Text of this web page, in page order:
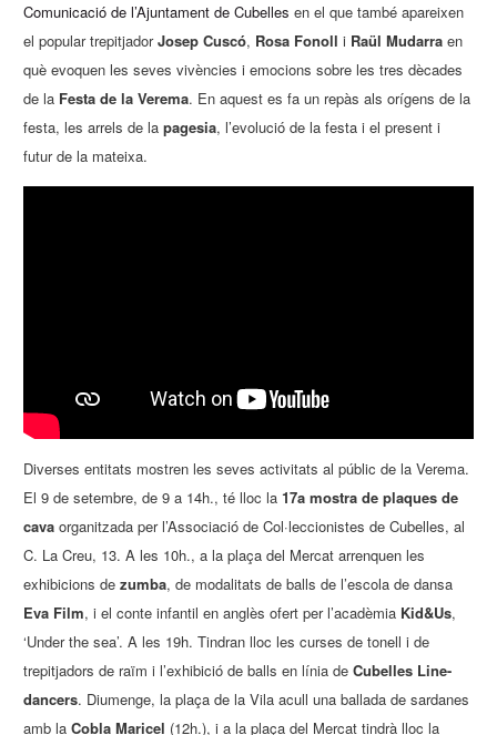
Comunicació de l’Ajuntament de Cubelles en el que també apareixen
el popular trepitjadorJosep Cuscó, Rosa Fonoll i Raül Mudarra en
què evoquen les seves vivències i emocions sobre les tres dècades
de la Festa de la Verema. En aquest es fa un repàs als orígens de la
festa, les arrels de lapagesia, l’evolució de la festa i el present i
futur de la mateixa.
Diverses entitats mostren les seves activitats al públic de la Verema.
El 9 de setembre, de 9 a 14h., té lloc la17a mostra de plaques de
cava organitzada per l’Associació de Col·leccionistes de Cubelles, al
C. La Creu, 13. A les 10h., a la plaça del Mercat arrenquen les
exhibicions dezumba, de modalitats de balls de l’escola de dansa
Eva Film, i el conte infantil en anglès ofert per l’acadèmia Kid&Us,
‘Under the sea’. A les 19h. Tindran lloc les curses de tonell i de
trepitjadors de raïm i l’exhibició de balls en línia deCubelles Line-
dancers. Diumenge, la plaça de la Vila acull una ballada de sardanes
amb laCobla Maricel (12h.), i a la plaça del Mercat tindrà lloc la